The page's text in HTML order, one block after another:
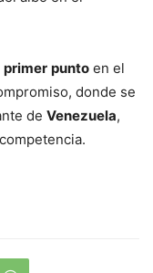
primer punto en el
donde se
de Venezuela,